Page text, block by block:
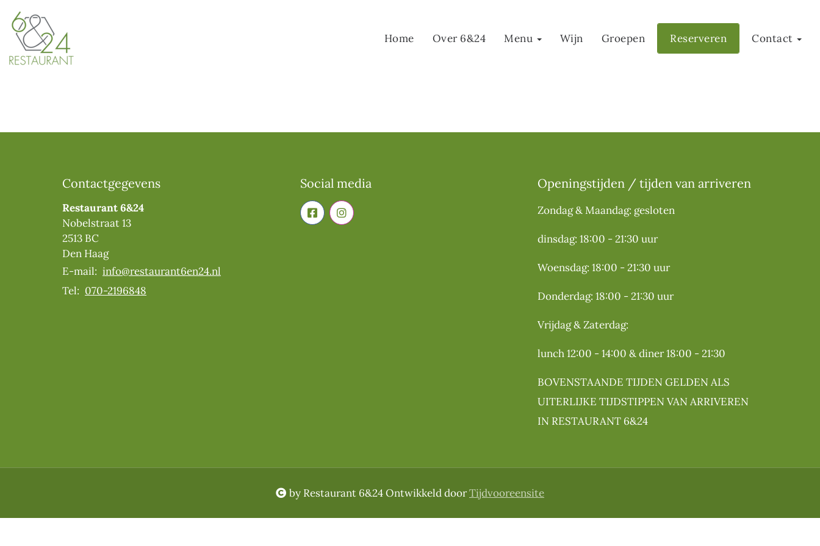
Home Over 6&24 Menu Wijn Groepen Reserveren Contact
Contactgegevens
Restaurant 6&24
Nobelstraat 13
2513 BC
Den Haag
E-mail: info@restaurant6en24.nl
Tel: 070-2196848
Social media Openingstijden / tijden van arriveren
Zondag & Maandag: gesloten
dinsdag: 18:00 - 21:30 uur
Woensdag: 18:00 - 21:30 uur
Donderdag: 18:00 - 21:30 uur
Vrijdag & Zaterdag:
lunch 12:00 - 14:00 & diner 18:00 - 21:30
BOVENSTAANDE TIJDEN GELDEN ALS
UITERLIJKE TIJDSTIPPEN VAN ARRIVEREN
IN RESTAURANT 6&24
by Restaurant 6&24 Ontwikkeld doorTijdvooreensite